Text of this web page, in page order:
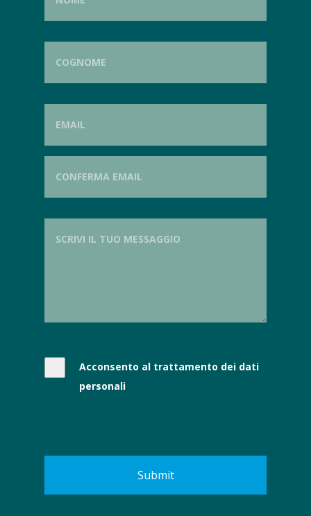
Acconsento al trattamento dei dati
personali
Submit